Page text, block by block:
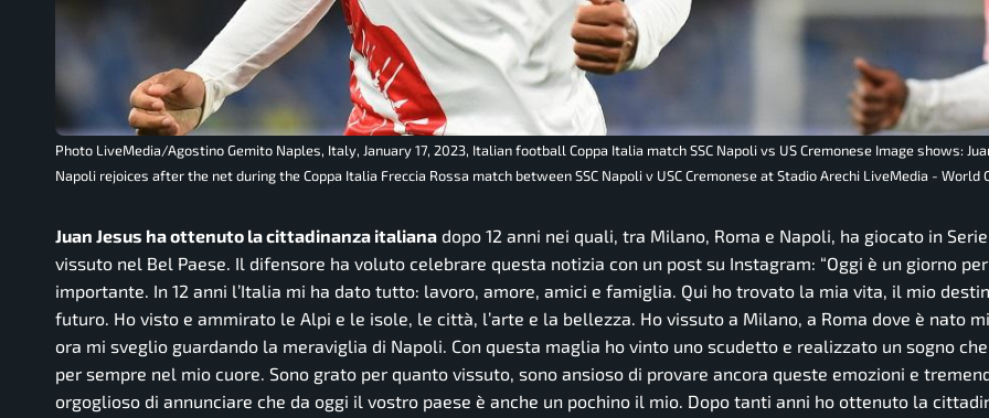
Photo LiveMedia/Agostino Gemito Naples, Italy, January 17, 2023, Italian football Coppa Italia match SSC Napoli vs US Cremonese Image shows:
Napoli rejoices after the net during the Coppa Italia Freccia Rossa match between SSC Napoli v USC Cremonese at Stadio Arechi LiveMedia - World
Juan Jesus ha ottenuto la cittadinanza italiana dopo 12 anni nei quali, tra Milano, Roma e Napoli, ha giocato in
vissuto nel Bel Paese. Il difensore ha voluto celebrare questa notizia con un post su Instagram: “Oggi è un giorno
importante. In 12 anni l’Italia mi ha dato tutto: lavoro, amore, amici e famiglia. Qui ho trovato la mia vita, il mio
futuro. Ho visto e ammirato le Alpi e le isole, le città, l’arte e la bellezza. Ho vissuto a Milano, a Roma dove è nato
ora mi sveglio guardando la meraviglia di Napoli. Con questa maglia ho vinto uno scudetto e realizzato un sogno
per sempre nel mio cuore. Sono grato per quanto vissuto, sono ansioso di provare ancora queste emozioni e
orgoglioso di annunciare che da oggi il vostro paese è anche un pochino il mio. Dopo tanti anni ho ottenuto la